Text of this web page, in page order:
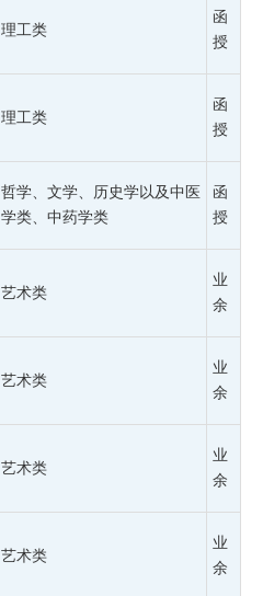
理工类
函
授
理工类
函
授
哲学、文学、历史学以及中医
学类、中药学类
函
授
艺术类
业
余
艺术类
业
余
艺术类
业
余
艺术类
业
余